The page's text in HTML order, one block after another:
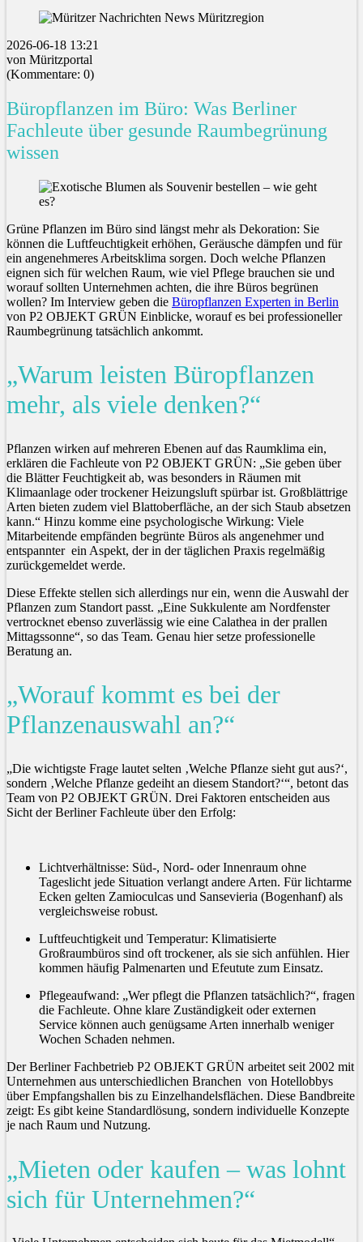
2026-06-18 13:21
von Müritzportal
(Kommentare: 0)
Büropflanzen im Büro: Was Berliner
Fachleute über gesunde Raumbegrünung
wissen
Grüne Pflanzen im Büro sind längst mehr als Dekoration: Sie
können die Luftfeuchtigkeit erhöhen, Geräusche dämpfen und für
ein angenehmeres Arbeitsklima sorgen. Doch welche Pflanzen
eignen sich für welchen Raum, wie viel Pflege brauchen sie und
worauf sollten Unternehmen achten, die ihre Büros begrünen
wollen? Im Interview geben die Büropflanzen Experten in Berlin
von P2 OBJEKT GRÜN Einblicke, worauf es bei professioneller
Raumbegrünung tatsächlich ankommt.
„Warum leisten Büropflanzen
mehr, als viele denken?“
Pflanzen wirken auf mehreren Ebenen auf das Raumklima ein,
erklären die Fachleute von P2 OBJEKT GRÜN: „Sie geben über
die Blätter Feuchtigkeit ab, was besonders in Räumen mit
Klimaanlage oder trockener Heizungsluft spürbar ist. Großblättrige
Arten bieten zudem viel Blattoberfläche, an der sich Staub absetzen
kann.“ Hinzu komme eine psychologische Wirkung: Viele
Mitarbeitende empfänden begrünte Büros als angenehmer und
entspannter ein Aspekt, der in der täglichen Praxis regelmäßig
zurückgemeldet werde.
Diese Effekte stellen sich allerdings nur ein, wenn die Auswahl der
Pflanzen zum Standort passt. „Eine Sukkulente am Nordfenster
vertrocknet ebenso zuverlässig wie eine Calathea in der prallen
Mittagssonne“, so das Team. Genau hier setze professionelle
Beratung an.
„Worauf kommt es bei der
Pflanzenauswahl an?“
„Die wichtigste Frage lautet selten ‚Welche Pflanze sieht gut aus?‘,
sondern ‚Welche Pflanze gedeiht an diesem Standort?‘“, betont das
Team von P2 OBJEKT GRÜN. Drei Faktoren entscheiden aus
Sicht der Berliner Fachleute über den Erfolg:
Lichtverhältnisse: Süd-, Nord- oder Innenraum ohne
Tageslicht jede Situation verlangt andere Arten. Für lichtarme
Ecken gelten Zamioculcas und Sansevieria (Bogenhanf) als
vergleichsweise robust.
Luftfeuchtigkeit und Temperatur: Klimatisierte
Großraumbüros sind oft trockener, als sie sich anfühlen. Hier
kommen häufig Palmenarten und Efeutute zum Einsatz.
Pflegeaufwand: „Wer pflegt die Pflanzen tatsächlich?“, fragen
die Fachleute. Ohne klare Zuständigkeit oder externen
Service können auch genügsame Arten innerhalb weniger
Wochen Schaden nehmen.
Der Berliner Fachbetrieb P2 OBJEKT GRÜN arbeitet seit 2002 mit
Unternehmen aus unterschiedlichen Branchen von Hotellobbys
über Empfangshallen bis zu Einzelhandelsflächen. Diese Bandbreite
zeigt: Es gibt keine Standardlösung, sondern individuelle Konzepte
je nach Raum und Nutzung.
„Mieten oder kaufen – was lohnt
sich für Unternehmen?“